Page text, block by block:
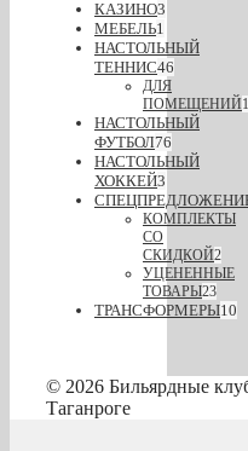
КАЗИНО3
МЕБЕЛЬ1
НАСТОЛЬНЫЙ
ТЕННИС46
ДЛЯ
ПОМЕЩЕНИЙ
НАСТОЛЬНЫЙ
ФУТБОЛ76
НАСТОЛЬНЫЙ
ХОККЕЙ3
КОМПЛЕКТЫ
СО
СКИДКОЙ2
УЦЕНЕННЫЕ
ТОВАРЫ23
ТРАНСФОРМЕРЫ10
© 2026 Бильярдные
Таганроге